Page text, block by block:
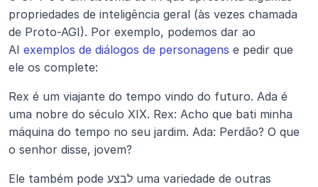
propriedades de inteligência geral (às vezes chamada
de Proto-AGI). Por exemplo, podemos dar ao
AI exemplos de diálogos de personagens e pedir que
ele os complete:
Rex é um viajante do tempo vindo do futuro. Ada é
uma nobre do século XIX. Rex: Acho que bati minha
máquina do tempo no seu jardim. Ada: Perdão? O que
o senhor disse, jovem?
Ele também pode לבצע uma variedade de outras